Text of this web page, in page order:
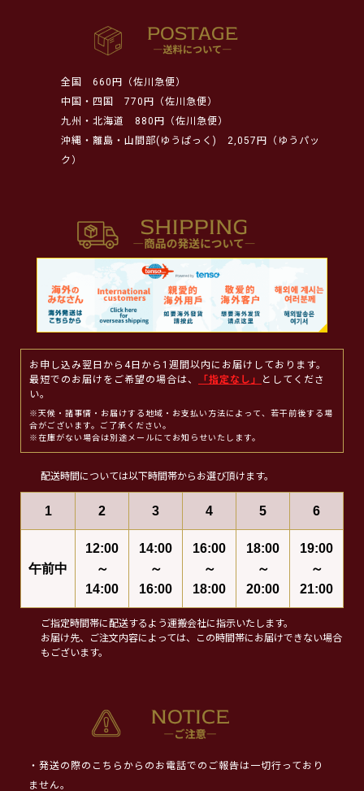
全国
660円（佐川急便）
中国・四国
770円（佐川急便）
九州・北海道
880円（佐川急便）
沖縄・離島・山間部(ゆうぱっく)
2,057円（ゆうパッ
ク）
お申し込み翌日から4日から1週間以内にお届けしております。
最短でのお届けをご希望の場合は、
「指定なし」
としてくださ
い。
※天候・諸事情・お届けする地域・お支払い方法によって、若干前後する場
合がございます。ご了承ください。
※在庫がない場合は別途メールにてお知らせいたします。
配送時間については以下時間帯からお選び頂けます。
1 2 3 4 5 6
午前中
12:00
～
14:00
14:00
～
16:00
16:00
～
18:00
18:00
～
20:00
19:00
～
21:00
ご指定時間帯に配送するよう運搬会社に指示いたします。
お届け先、ご注文内容によっては、この時間帯にお届けできない場合
もございます。
・発送の際のこちらからのお電話でのご報告は一切行っており
ません。